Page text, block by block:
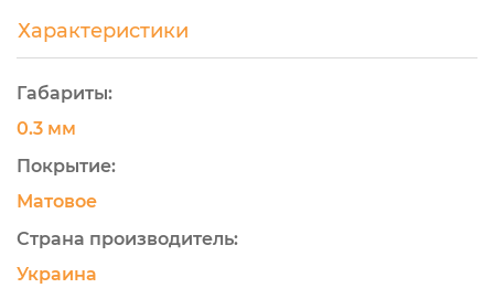
Характеристики
Габариты:
0.3 мм
Покрытие:
Матовое
Страна производитель:
Украина